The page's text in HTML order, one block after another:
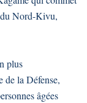
du Nord-Kivu,
plus
de la Défense,
âgées